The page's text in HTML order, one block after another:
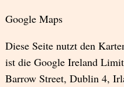
Google Maps
Diese Seite nutzt den
ist die Google Ireland
Barrow Street, Dublin 4,